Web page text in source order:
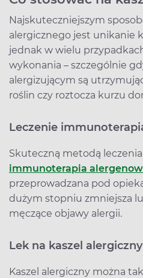
Najskuteczniejszym
alergicznego jest unikanie
jednak w wielu
wykonania – szczególnie
alergizującym są
roślin czy roztocza kurzu
Leczenie
Skuteczną metodą
immunoterapia
przeprowadzana pod
dużym stopniu zmniejsza
męczące objawy alergii.
Lek na kaszel alergiczny
Kaszel alergiczny można